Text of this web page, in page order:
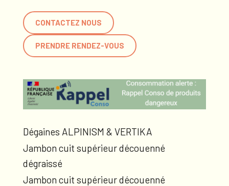
CONTACTEZ NOUS
PRENDRE RENDEZ-VOUS
Dégaines ALPINISM & VERTIKA
Jambon cuit supérieur découenné
dégraissé
Jambon cuit supérieur découenné